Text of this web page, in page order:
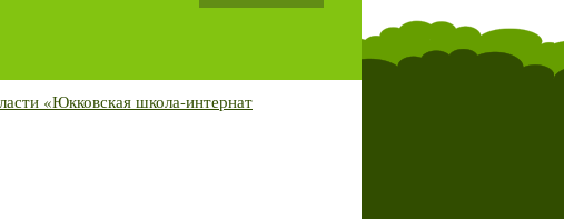
«Юкковская школа-интернат